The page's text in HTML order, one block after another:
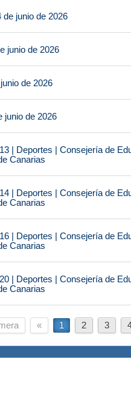
junio de 2026
junio de 2026
de 2026
junio de 2026
| Deportes | Consejería de
Canarias
| Deportes | Consejería de
Canarias
| Deportes | Consejería de
Canarias
| Deportes | Consejería de
Canarias
« 1 2 3